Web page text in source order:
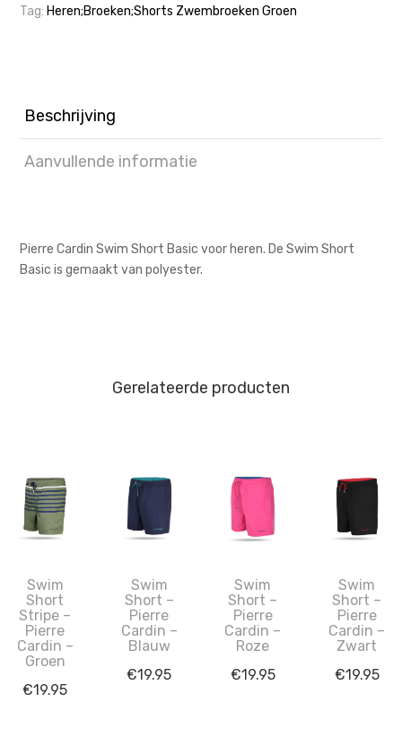
Tag: Heren;Broeken;Shorts Zwembroeken Groen
Beschrijving
Aanvullende informatie
Pierre Cardin Swim Short Basic voor heren. De Swim Short
Basic is gemaakt van polyester.
Gerelateerde producten
Swim
Short
Stripe –
Pierre
Cardin –
Groen
€19.95
Swim
Short –
Pierre
Cardin –
Blauw
€19.95
Swim
Short –
Pierre
Cardin –
Roze
€19.95
Swim
Short –
Pierre
Cardin –
Zwart
€19.95